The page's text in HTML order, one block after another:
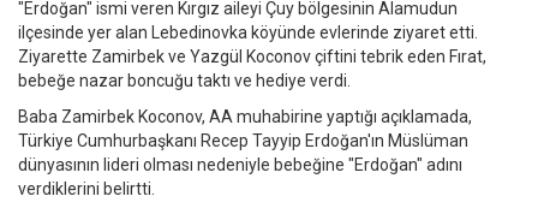
"Erdoğan" ismi veren Kırgız aileyi Çuy bölgesinin Alamudun
ilçesinde yer alan Lebedinovka köyünde evlerinde ziyaret etti.
Ziyarette Zamirbek ve Yazgül Koconov çiftini tebrik eden Fırat,
bebeğe nazar boncuğu taktı ve hediye verdi.
Baba Zamirbek Koconov, AA muhabirine yaptığı açıklamada,
Türkiye Cumhurbaşkanı Recep Tayyip Erdoğan'ın Müslüman
dünyasının lideri olması nedeniyle bebeğine "Erdoğan" adını
verdiklerini belirtti.